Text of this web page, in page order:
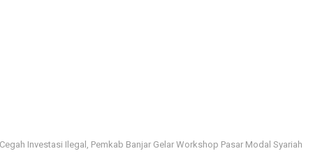
Cegah Investasi Ilegal, Pemkab Banjar Gelar Workshop Pasar Modal Syariah